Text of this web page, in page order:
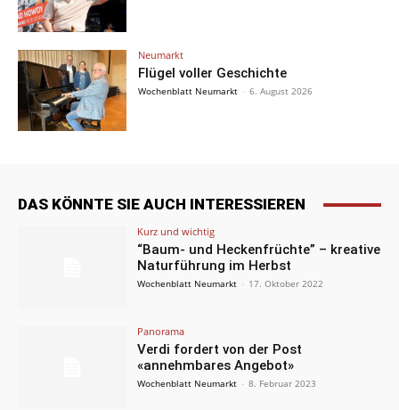
Neumarkt
Flügel voller Geschichte
Wochenblatt Neumarkt - 6. August 2026
DAS KÖNNTE SIE AUCH INTERESSIEREN
Kurz und wichtig
“Baum- und Heckenfrüchte” – kreative
Naturführung im Herbst
Wochenblatt Neumarkt - 17. Oktober 2022
Panorama
Verdi fordert von der Post
«annehmbares Angebot»
Wochenblatt Neumarkt - 8. Februar 2023